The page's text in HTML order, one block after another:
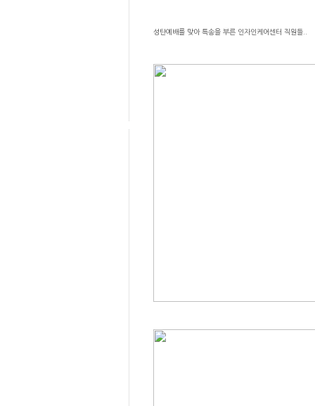
성탄예배를 맞아 특송을 부른 인자인케어센터 직원들..